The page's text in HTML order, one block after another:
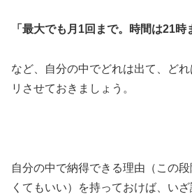
「最大でも月1回まで。時間は21時
など、自分の中でどれは出て、ど
リさせておきましょう。
自分の中で納得できる理由（この
くてもいい）を持っておけば、い